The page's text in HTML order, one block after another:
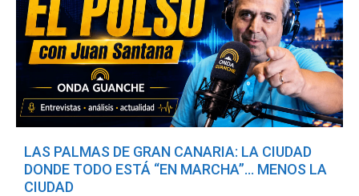
LAS PALMAS DE GRAN CANARIA: LA CIUDAD
DONDE TODO ESTÁ “EN MARCHA”… MENOS LA
CIUDAD